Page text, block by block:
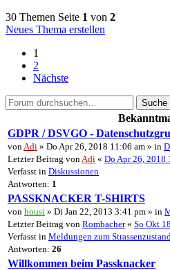
30 Themen Seite 1 von 2
Neues Thema erstellen
1
2
Nächste
Suche
GDPR / DSVGO -
von Adi » Do Apr 26, 2018 11:06 am » in
Letzter Beitrag von Adi « Do Apr 26, 2018
Verfasst in Diskussionen
Antworten: 1
PASSKNACKER T-SHIRTS
von housi » Di Jan 22, 2013 3:41 pm » in
Letzter Beitrag von Rombacher« So Okt
Verfasst in Meldungen zum Strassenzustand
Antworten: 26
Willkommen beim Passknacker